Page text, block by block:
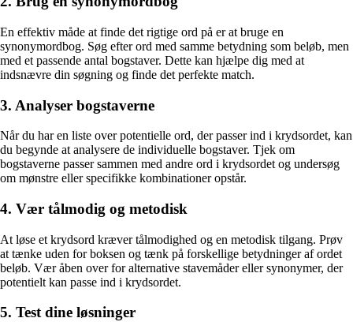
En effektiv måde at finde det rigtige ord på er at bruge en
synonymordbog. Søg efter ord med samme betydning som beløb, men
med et passende antal bogstaver. Dette kan hjælpe dig med at
indsnævre din søgning og finde det perfekte match.
3. Analyser bogstaverne
Når du har en liste over potentielle ord, der passer ind i krydsordet, kan
du begynde at analysere de individuelle bogstaver. Tjek om
bogstaverne passer sammen med andre ord i krydsordet og undersøg
om mønstre eller specifikke kombinationer opstår.
4. Vær tålmodig og metodisk
At løse et krydsord kræver tålmodighed og en metodisk tilgang. Prøv
at tænke uden for boksen og tænk på forskellige betydninger af ordet
beløb. Vær åben over for alternative stavemåder eller synonymer, der
potentielt kan passe ind i krydsordet.
5. Test dine løsninger